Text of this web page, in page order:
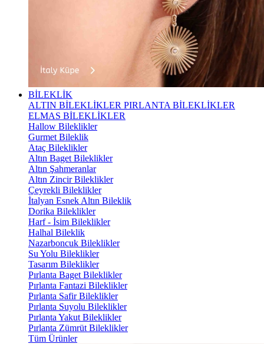
BİLEKLİK
ALTIN BİLEKLİKLER PIRLANTA BİLEKLİKLER
ELMAS BİLEKLİKLER
Hallow Bileklikler
Gurmet Bileklik
Ataç Bileklikler
Altın Baget Bileklikler
Altın Şahmeranlar
Altın Zincir Bileklikler
Çeyrekli Bileklikler
İtalyan Esnek Altın Bileklik
Dorika Bileklikler
Harf - İsim Bileklikler
Halhal Bileklik
Nazarboncuk Bileklikler
Su Yolu Bileklikler
Tasarım Bileklikler
Pırlanta Baget Bileklikler
Pırlanta Fantazi Bileklikler
Pırlanta Safir Bileklikler
Pırlanta Suyolu Bileklikler
Pırlanta Yakut Bileklikler
Pırlanta Zümrüt Bileklikler
Tüm Ürünler